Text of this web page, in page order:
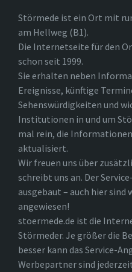
Störmede ist ein Ort mit
am Hellweg (B1).
Die Internetseite für den
schon seit 1999.
Sie erhalten neben
Ereignisse, künftige
Sehenswürdigkeiten und
Institutionen in und um
mal rein, die
aktualisiert.
Wir freuen uns über
schreibt uns an. Der
ausgebaut – auch hier sind
angewiesen!
stoermede.de ist die
Störmeder. Je größer die
besser kann das Service-
Werbepartner sind